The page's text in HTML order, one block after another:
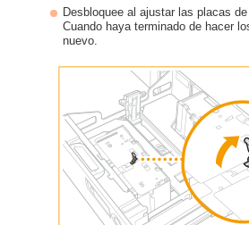
Desbloquee al ajustar las placas
Cuando haya terminado de hacer
nuevo.